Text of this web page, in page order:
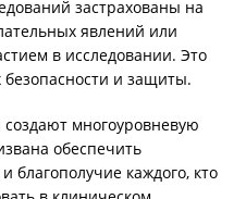
застрахованы на
явлений или
в исследовании. Это
и защиты.
многоуровневую
обеспечить
благополучие каждого, кто